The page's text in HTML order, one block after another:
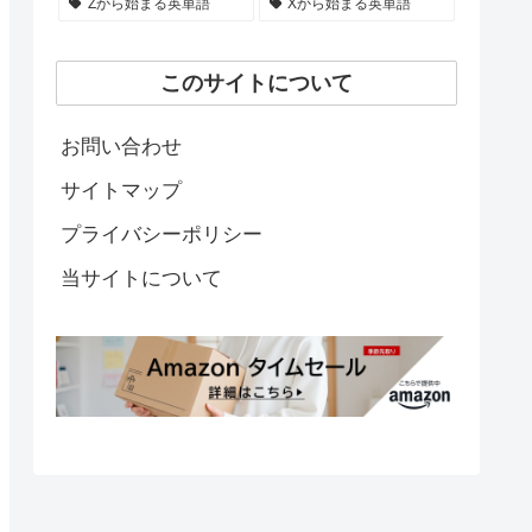
Zから始まる英単語 Xから始まる英単語
このサイトについて
お問い合わせ
サイトマップ
プライバシーポリシー
当サイトについて